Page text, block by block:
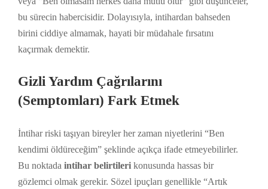
bu sürecin habercisidir. Dolayısıyla, intihardan bahseden
birini ciddiye almamak, hayati bir müdahale fırsatını
kaçırmak demektir.
Gizli Yardım Çağrılarını
(Semptomları) Fark Etmek
İntihar riski taşıyan bireyler her zaman niyetlerini “Ben
kendimi öldüreceğim” şeklinde açıkça ifade etmeyebilirler.
Bu noktada intihar belirtileri konusunda hassas bir
gözlemci olmak gerekir. Sözel ipuçları genellikle “Artık